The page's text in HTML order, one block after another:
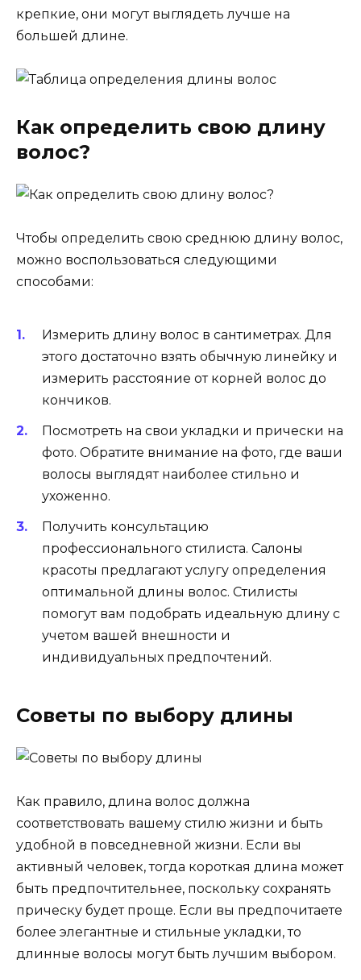
крепкие, они могут выглядеть лучше на
большей длине.
Как определить свою длину
волос?
Чтобы определить свою среднюю длину волос,
можно воспользоваться следующими
способами:
Измерить длину волос в сантиметрах. Для
этого достаточно взять обычную линейку и
измерить расстояние от корней волос до
кончиков.
Посмотреть на свои укладки и прически на
фото. Обратите внимание на фото, где ваши
волосы выглядят наиболее стильно и
ухоженно.
Получить консультацию
профессионального стилиста. Салоны
красоты предлагают услугу определения
оптимальной длины волос. Стилисты
помогут вам подобрать идеальную длину с
учетом вашей внешности и
индивидуальных предпочтений.
Советы по выбору длины
Как правило, длина волос должна
соответствовать вашему стилю жизни и быть
удобной в повседневной жизни. Если вы
активный человек, тогда короткая длина может
быть предпочтительнее, поскольку сохранять
прическу будет проще. Если вы предпочитаете
более элегантные и стильные укладки, то
длинные волосы могут быть лучшим выбором.